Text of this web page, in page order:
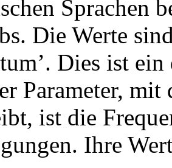
Sprachen
Die Werte
Dies ist
Parameter,
ist die
Ihre